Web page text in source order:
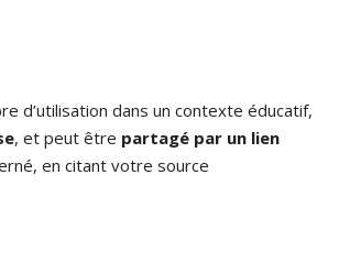
d’utilisation dans un contexte éducatif,
, et peut être partagé par un lien
en citant votre source